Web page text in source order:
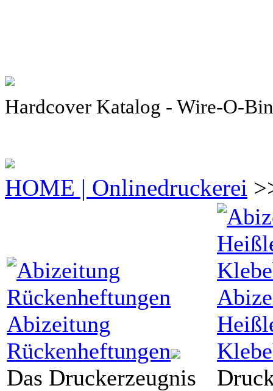
Hardcover Katalog - Wire-O-
HOME | Onlinedruckerei
Abizeitung
Rückenheftungen
Das Druckerzeugnis